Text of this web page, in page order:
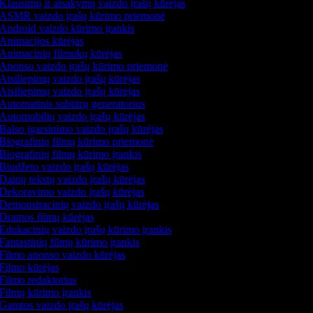
ir atsakymų vaizdo įrašų kūrėjas
vaizdo įrašų kūrimo priemonė
vaizdo kūrimo įrankis
kūrėjas
filmukų kūrėjas
vaizdo įrašų kūrimo priemonė
vaizdo įrašų kūrėjas
vaizdo įrašų kūrėjas
subtitrų generatorius
vaizdo įrašų kūrėjas
įgarsinimo vaizdo įrašų kūrėjas
filmų kūrimo priemonė
filmų kūrimo įrankis
vaizdo įrašų kūrėjas
tekstų vaizdo įrašų kūrėjas
vaizdo įrašų kūrėjas
vaizdo įrašų kūrėjas
filmų kūrėjas
vaizdo įrašų kūrimo įrankis
filmų kūrimo įrankis
anonso vaizdo kūrėjas
kūrėjas
redaktorius
kūrimo įrankis
vaizdo įrašų kūrėjas